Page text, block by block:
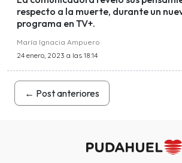
respecto a la muerte, durante un
programa en TV+.
María Ignacia Ampuero
24 enero, 2023 a las 18:14
← Post anteriores